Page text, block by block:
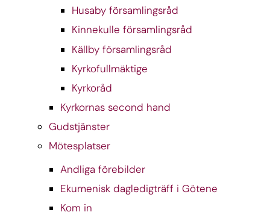
Husaby församlingsråd
Kinnekulle församlingsråd
Källby församlingsråd
Kyrkofullmäktige
Kyrkoråd
Kyrkornas second hand
Gudstjänster
Mötesplatser
Andliga förebilder
Ekumenisk dagledigträff i Götene
Kom in